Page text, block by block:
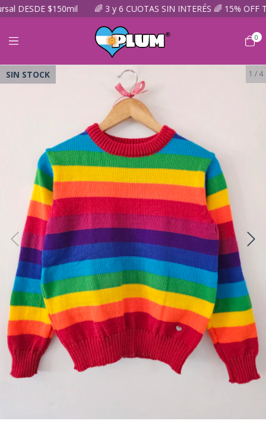
$150mil 🌈 3 y 6 CUOTAS SIN INTERÉS 🌈 15% OFF
0
SIN STOCK 1 /4